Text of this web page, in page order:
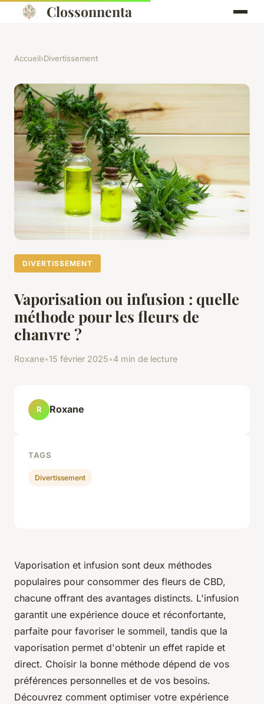
Clossonnenta
Accueil›Divertissement
DIVERTISSEMENT
Vaporisation ou infusion : quelle
méthode pour les fleurs de
chanvre ?
Roxane•15 février 2025•4 min de lecture
Vaporisation et infusion sont deux méthodes
populaires pour consommer des fleurs de CBD,
chacune offrant des avantages distincts. L'infusion
garantit une expérience douce et réconfortante,
parfaite pour favoriser le sommeil, tandis que la
vaporisation permet d'obtenir un effet rapide et
direct. Choisir la bonne méthode dépend de vos
préférences personnelles et de vos besoins.
Découvrez comment optimiser votre expérience
R Roxane
TAGS
Divertissement